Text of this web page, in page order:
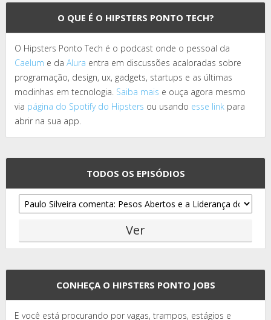
O QUE É O HIPSTERS PONTO TECH?
O Hipsters Ponto Tech é o podcast onde o pessoal da
Caelum e da Alura entra em discussões acaloradas sobre
programação, design, ux, gadgets, startups e as últimas
modinhas em tecnologia. Saiba mais e ouça agora mesmo
via página do Spotify do Hipsters ou usando esse link para
abrir na sua app.
TODOS OS EPISÓDIOS
CONHEÇA O HIPSTERS PONTO JOBS
E você está procurando por vagas, trampos, estágios e